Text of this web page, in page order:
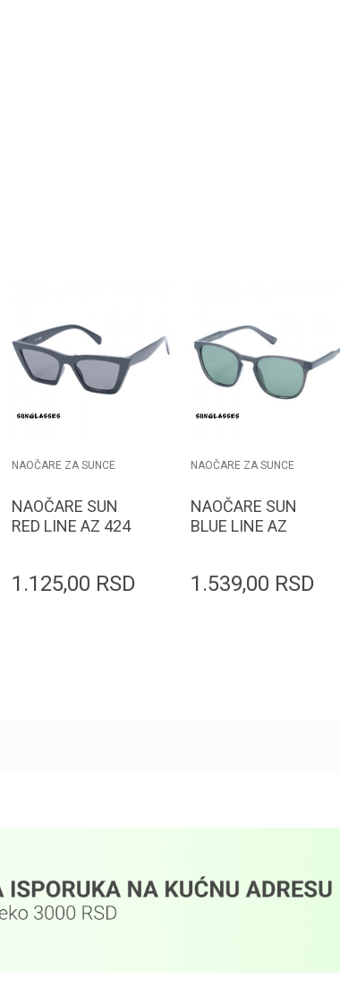
NAOČARE ZA SUNCE
NAOČARE SUN
RED LINE AZ 424
1.125,00 RSD
NAOČARE ZA SUNCE
NAOČARE SUN
BLUE LINE AZ
1.539,00 RSD